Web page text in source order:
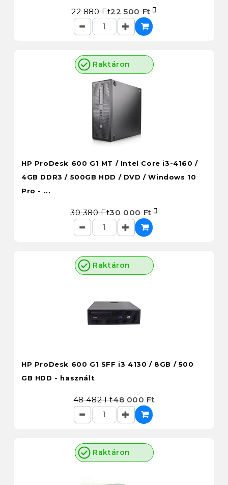
22 880 Ft22 500 Ft
Raktáron
HP ProDesk 600 G1 MT / Intel Core i3-4160 /
4GB DDR3 / 500GB HDD / DVD / Windows 10
Pro - ...
30 380 Ft30 000 Ft
Raktáron
HP ProDesk 600 G1 SFF i3 4130 / 8GB / 500
GB HDD - használt
48 482 Ft48 000 Ft
Raktáron